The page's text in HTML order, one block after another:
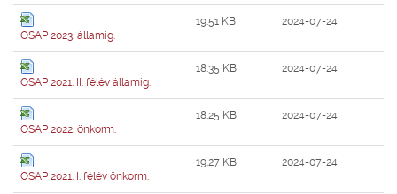
OSAP 2023. államig.
19.51 KB 2024-07-24
OSAP 2021. II. félév államig.
18.35 KB 2024-07-24
OSAP 2022. önkorm.
18.25 KB 2024-07-24
OSAP 2021. I. félév önkorm.
19.27 KB 2024-07-24